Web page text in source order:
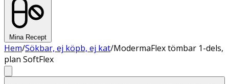
Mina Recept
Hem/Sökbar, ej köpb, ej kat/ModermaFlex tömbar 1-dels,
plan SoftFlex